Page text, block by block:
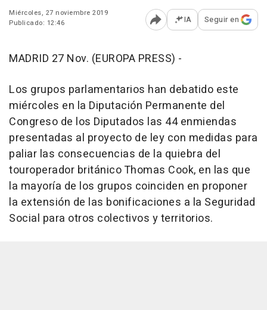
Miércoles, 27 noviembre 2019
Publicado: 12:46
Abrir opciones para
IA Seguir en
MADRID 27 Nov. (EUROPA PRESS) -
Los grupos parlamentarios han debatido este
miércoles en la Diputación Permanente del
Congreso de los Diputados las 44 enmiendas
presentadas al proyecto de ley con medidas para
paliar las consecuencias de la quiebra del
touroperador británico Thomas Cook, en las que
la mayoría de los grupos coinciden en proponer
la extensión de las bonificaciones a la Seguridad
Social para otros colectivos y territorios.